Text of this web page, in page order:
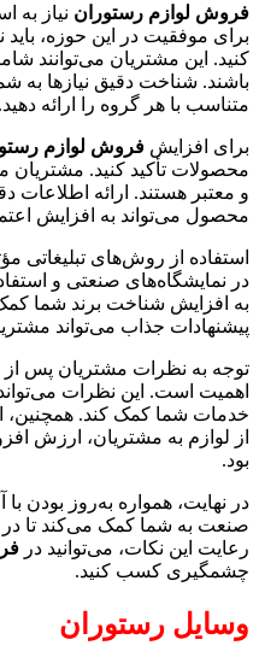
فروش لوازم رستوران نیاز به
برای موفقیت در این حوزه،
کنید. این مشتریان می‌توانند
باشند. شناخت دقیق نیازها به
متناسب با هر گروه را ارائه دهید.
برای افزایش فروش لوازم
محصولات تأکید کنید. مشتریان
و معتبر هستند. ارائه اطلاعات
محصول می‌تواند به افزایش
استفاده از روش‌های تبلیغاتی
در نمایشگاه‌های صنعتی و
به افزایش شناخت برند شما
پیشنهادات جذاب می‌تواند
توجه به نظرات مشتریان پس از
اهمیت است. این نظرات
خدمات شما کمک کند. همچنین،
از لوازم به مشتریان، ارزش
بود.
در نهایت، همواره به‌روز بودن با
صنعت به شما کمک می‌کند تا در
رعایت این نکات، می‌توانید در
چشمگیری کسب کنید.
وسایل رستوران